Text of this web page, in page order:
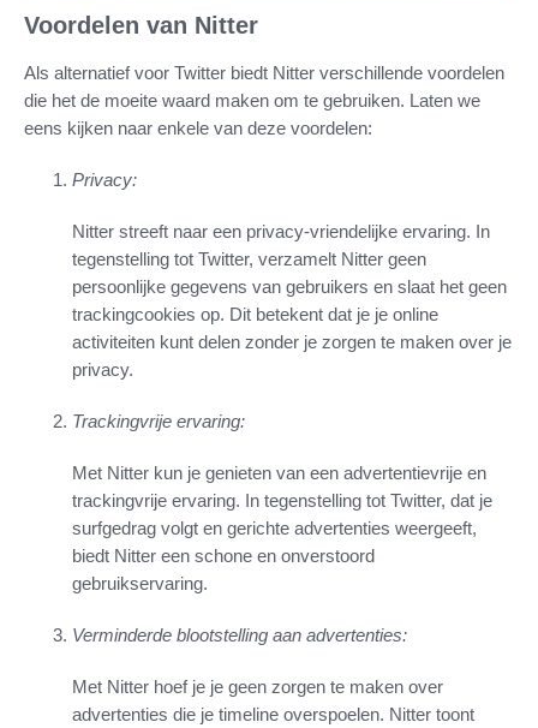
Voordelen van Nitter
Als alternatief voor Twitter biedt Nitter verschillende voordelen
die het de moeite waard maken om te gebruiken. Laten we
eens kijken naar enkele van deze voordelen:
Privacy:
Nitter streeft naar een privacy-vriendelijke ervaring. In
tegenstelling tot Twitter, verzamelt Nitter geen
persoonlijke gegevens van gebruikers en slaat het geen
trackingcookies op. Dit betekent dat je je online
activiteiten kunt delen zonder je zorgen te maken over je
privacy.
Trackingvrije ervaring:
Met Nitter kun je genieten van een advertentievrije en
trackingvrije ervaring. In tegenstelling tot Twitter, dat je
surfgedrag volgt en gerichte advertenties weergeeft,
biedt Nitter een schone en onverstoord
gebruikservaring.
Verminderde blootstelling aan advertenties:
Met Nitter hoef je je geen zorgen te maken over
advertenties die je timeline overspoelen. Nitter toont